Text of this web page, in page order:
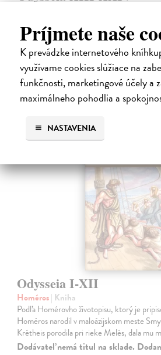
Príjmete naše
K prevádzke internetového
využívame cookies slúžiace na
funkčnosti, marketingové účely a
maximálneho pohodlia a
NASTAVENIA
druhej strane si získaval čoraz viac obdivu a
snažili povzbudzovať a podporovať. V Kýme
Do 5 dní
17,95 €
18,51 € ?
Odysseia I-XII
Homéros| Kniha
Podľa Homérovho životopisu, ktorý je
Homéros narodil v maloázijskom meste
Krétheis porodila pri rieke Melés, dala mu
Dodávateľ nemá titul na sklade.